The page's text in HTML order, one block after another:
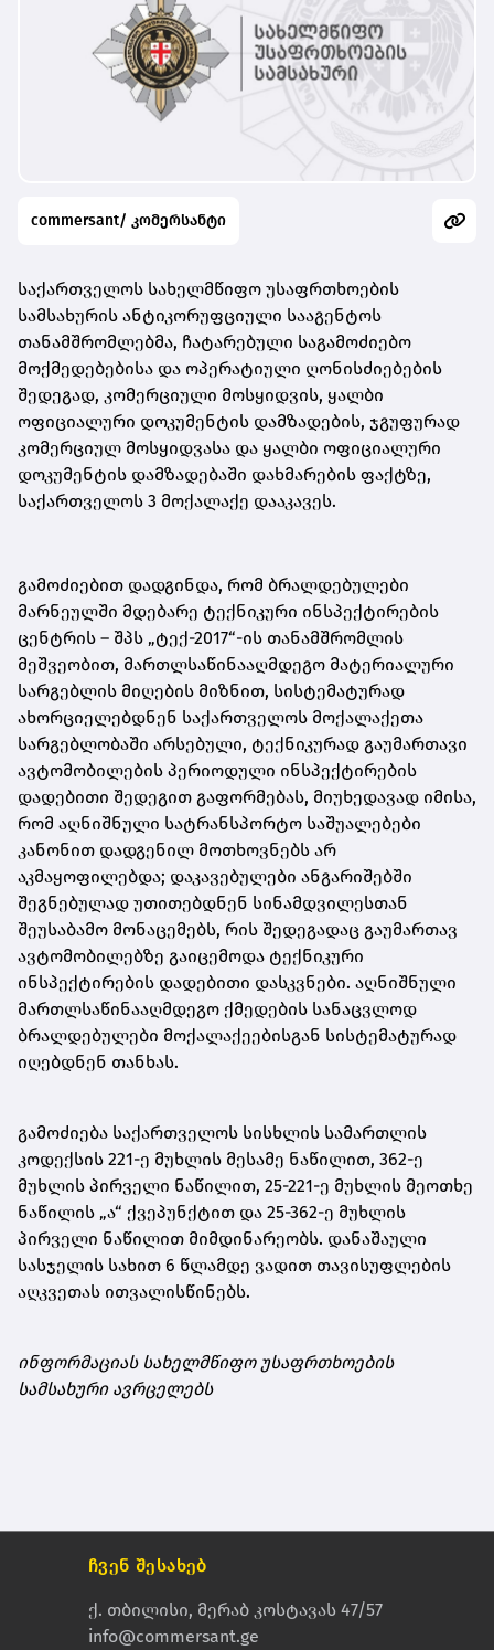
commersant/ კომერსანტი
საქართველოს სახელმწიფო უსაფრთხოების
სამსახურის ანტიკორუფციული სააგენტოს
თანამშრომლებმა, ჩატარებული საგამოძიებო
მოქმედებებისა და ოპერატიული ღონისძიებების
შედეგად, კომერციული მოსყიდვის, ყალბი
ოფიციალური დოკუმენტის დამზადების, ჯგუფურად
კომერციულ მოსყიდვასა და ყალბი ოფიციალური
დოკუმენტის დამზადებაში დახმარების ფაქტზე,
საქართველოს 3 მოქალაქე დააკავეს.
გამოძიებით დადგინდა, რომ ბრალდებულები
მარნეულში მდებარე ტექნიკური ინსპექტირების
ცენტრის – შპს „ტექ-2017“-ის თანამშრომლის
მეშვეობით, მართლსაწინააღმდეგო მატერიალური
სარგებლის მიღების მიზნით, სისტემატურად
ახორციელებდნენ საქართველოს მოქალაქეთა
სარგებლობაში არსებული, ტექნიკურად გაუმართავი
ავტომობილების პერიოდული ინსპექტირების
დადებითი შედეგით გაფორმებას, მიუხედავად იმისა,
რომ აღნიშნული სატრანსპორტო საშუალებები
კანონით დადგენილ მოთხოვნებს არ
აკმაყოფილებდა; დაკავებულები ანგარიშებში
შეგნებულად უთითებდნენ სინამდვილესთან
შეუსაბამო მონაცემებს, რის შედეგადაც გაუმართავ
ავტომობილებზე გაიცემოდა ტექნიკური
ინსპექტირების დადებითი დასკვნები. აღნიშნული
მართლსაწინააღმდეგო ქმედების სანაცვლოდ
ბრალდებულები მოქალაქეებისგან სისტემატურად
იღებდნენ თანხას.
გამოძიება საქართველოს სისხლის სამართლის
კოდექსის 221-ე მუხლის მესამე ნაწილით, 362-ე
მუხლის პირველი ნაწილით, 25-221-ე მუხლის მეოთხე
ნაწილის „ა“ ქვეპუნქტით და 25-362-ე მუხლის
პირველი ნაწილით მიმდინარეობს. დანაშაული
სასჯელის სახით 6 წლამდე ვადით თავისუფლების
აღკვეთას ითვალისწინებს.
ინფორმაციას სახელმწიფო უსაფრთხოების
სამსახური ავრცელებს
ჩვენ შესახებ
ქ. თბილისი, მერაბ კოსტავას 47/57
info@commersant.ge